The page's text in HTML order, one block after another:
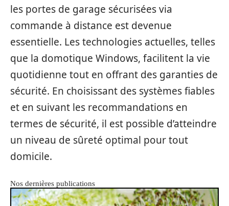
les portes de garage sécurisées via
commande à distance est devenue
essentielle. Les technologies actuelles, telles
que la domotique Windows, facilitent la vie
quotidienne tout en offrant des garanties de
sécurité. En choisissant des systèmes fiables
et en suivant les recommandations en
termes de sécurité, il est possible d’atteindre
un niveau de sûreté optimal pour tout
domicile.
Nos dernières publications